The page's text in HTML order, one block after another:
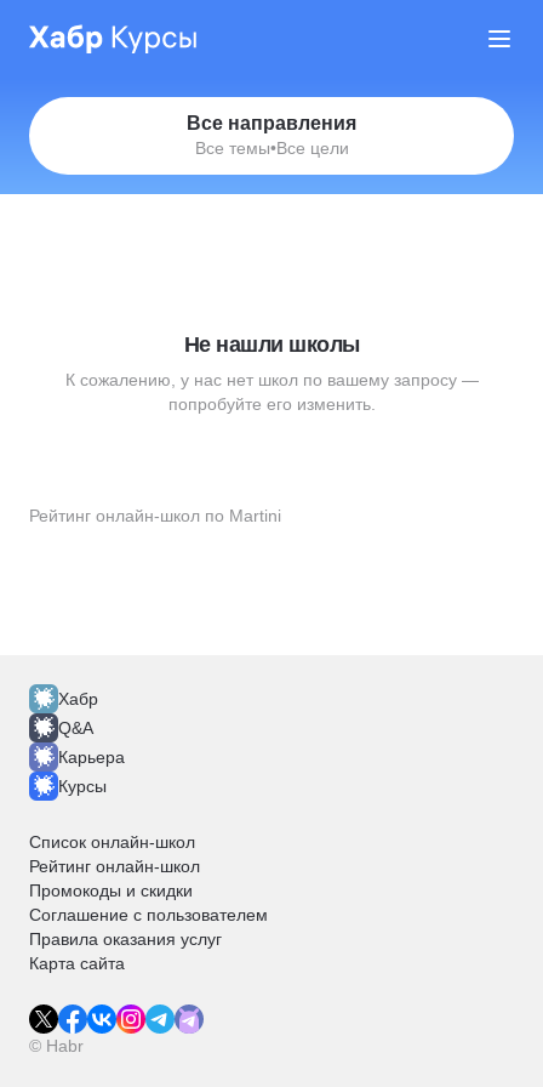
Все направления
Все темы•Все цели
Рейтинг онлайн-школ по Martini
Не нашли школы
К сожалению, у нас нет школ по вашему запросу —
попробуйте его изменить.
Хабр
Q&A
Карьера
Курсы
Список онлайн-школ
Рейтинг онлайн-школ
Промокоды и скидки
Соглашение с пользователем
Правила оказания услуг
Карта сайта
© Habr